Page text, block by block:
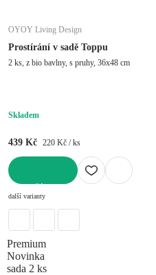
OYOY Living Design
Prostírání v sadě Toppu
2 ks, z bio bavlny, s pruhy, 36x48 cm
Skladem
439 Kč 220 Kč / ks
další varianty
Premium
Novinka
sada 2 ks